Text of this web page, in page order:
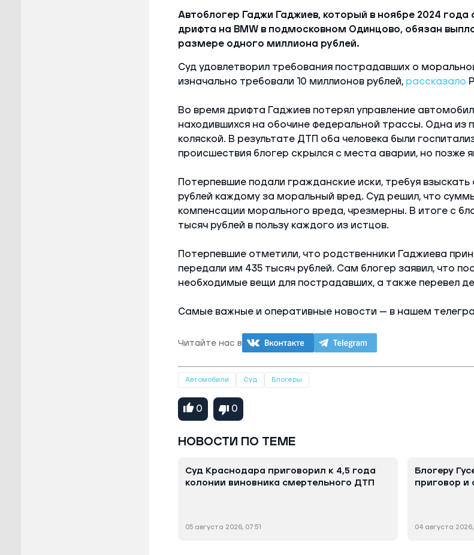
Автоблогер Гаджи Гаджиев, который в ноябре 2024 года
дрифта на BMW в подмосковном Одинцово, обязан
размере одного миллиона рублей.
Суд удовлетворил требования пострадавших о
изначально требовали 10 миллионов рублей, рассказало
Во время дрифта Гаджиев потерял управление
находившихся на обочине федеральной трассы. Одна из
коляской. В результате ДТП оба человека были
происшествия блогер скрылся с места аварии, но позже
Потерпевшие подали гражданские иски, требуя
рублей каждому за моральный вред. Суд решил, что
компенсации морального вреда, чрезмерны. В итоге с
тысяч рублей в пользу каждого из истцов.
Потерпевшие отметили, что родственники Гаджиева
передали им 435 тысяч рублей. Сам блогер заявил, что
необходимые вещи для пострадавших, а также перевел
Самые важные и оперативные новости — в нашем
Читайте нас в
Автомобили Суд Блогеры
0 0
НОВОСТИ ПО ТЕМЕ
Суд Краснодара приговорил к 4,5 года
колонии виновника смертельного ДТП
05 августа 2026, 07:51
Блогеру
приговор и
04 августа 2026,